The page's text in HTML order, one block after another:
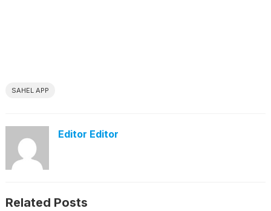
SAHEL APP
Editor Editor
Related Posts